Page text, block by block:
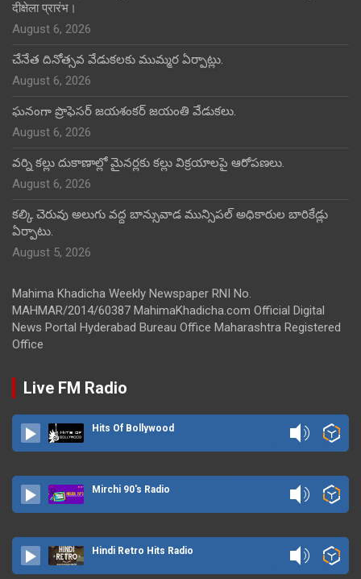
दीक्षेला प्रारंभ।
August 6, 2026
చేనేత దినోత్సవ వేడుకలకు ముమ్మర ఏర్పాట్లు.
August 6, 2026
ఘనంగా ప్రొఫెసర్ జయశంకర్ జయంతి వేడుకలు.
August 6, 2026
వర్ని కల్లు దుకాణాల్లో మైనర్లకు కల్లు విక్రయాలపై ఆరోపణలు.
August 6, 2026
కల్కి చెరువు అలుగు వద్ద బాన్సువాడ మున్సిపల్ అధికారుల బారికేడ్లు
ఏర్పాటు.
August 5, 2026
Mahima Khadicha Weekly Newspaper RNI No.
MAHMAR/2014/60387 MahimaKhadicha.com Official Digital
News Portal Hyderabad Bureau Office Maharashtra Registered
Office
Live FM Radio
Hits Of Bollywood
Mirchi 90's Radio
Hindi Retro Hits Radio